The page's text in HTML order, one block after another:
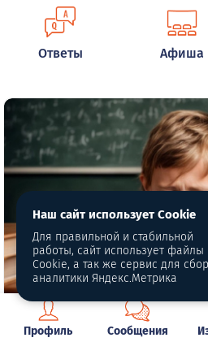
Ответы Афиша
Автор фото: fedpress.ru
Профиль Сообщения
Наш сайт использует Cookie
Для правильной и стабильной
работы, сайт использует файлы
Cookie, а так же сервис для
аналитики Яндекс.Метрика